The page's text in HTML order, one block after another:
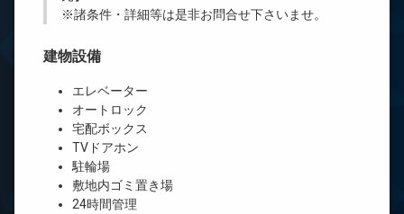
※諸条件・詳細等は是非お問合せ下さいませ。
建物設備
エレベーター
オートロック
宅配ボックス
TVドアホン
駐輪場
敷地内ゴミ置き場
24時間管理